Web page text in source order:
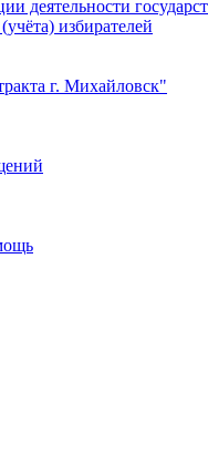
деятельности
избирателей
г. Михайловск"